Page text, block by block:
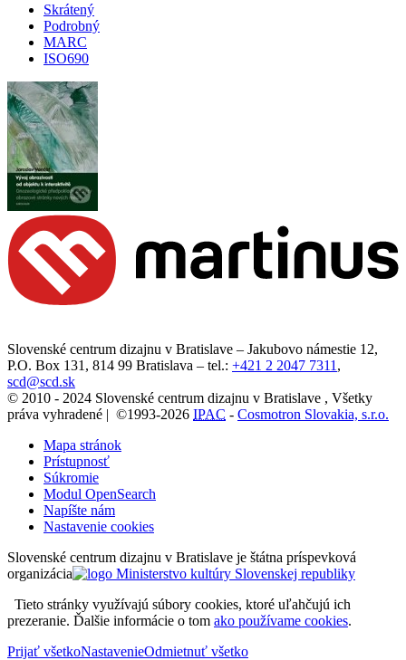
Skrátený
Podrobný
MARC
ISO690
Slovenské centrum dizajnu v Bratislave – Jakubovo námestie 12,
P.O. Box 131, 814 99 Bratislava – tel.: +421 2 2047 7311 ,
scd@scd.sk
© 2010 - 2024 Slovenské centrum dizajnu v Bratislave , Všetky
práva vyhradené | ©1993-2026 IPAC - Cosmotron Slovakia, s.r.o.
Mapa stránok
Prístupnosť
Súkromie
Modul OpenSearch
Napíšte nám
Nastavenie cookies
Slovenské centrum dizajnu v Bratislave je štátna príspevková
organizácia
Tieto stránky využívajú súbory cookies, ktoré uľahčujú ich
prezeranie. Ďalšie informácie o tom ako používame cookies.
Prijať všetkoNastavenieOdmietnuť všetko